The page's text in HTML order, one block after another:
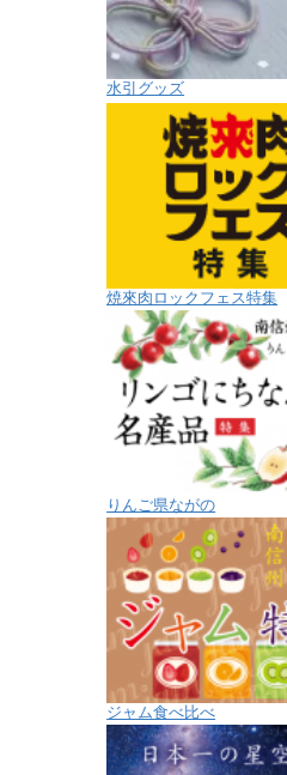
水引グッズ
焼來肉ロックフェス特集
りんご県ながの
ジャム食べ比べ